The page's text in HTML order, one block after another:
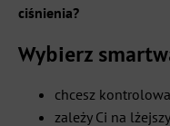
ciśnienia?
Wybierz
chcesz
zależy Ci na